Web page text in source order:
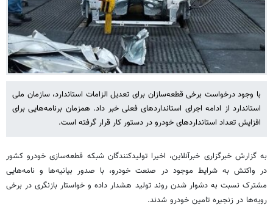
با وجود درخواست برخی قطعه‌سازان برای تعدیل الزامات استاندارد، سازمان ملی
استاندارد از ادامه اجرای استانداردهای فعلی خبر داد. همزمان برنامه‌هایی برای
افزایش تعداد استانداردهای خودرو در دستور کار قرار گرفته است.
به گزارش خبرگزاری خبرآنلاین، اخیرا تولیدکنندگان شبکه قطعه‌سازی خودرو کشور
در واکنش به شرایط موجود در صنعت خودرو، با صدور بیانیه‌ها و نامه‌هایی
مشترک نسبت به دشوار شدن روند تولید هشدار داده و خواستار بازنگری در برخی
رویه‌ها در زنجیره تامین خودرو شدند.